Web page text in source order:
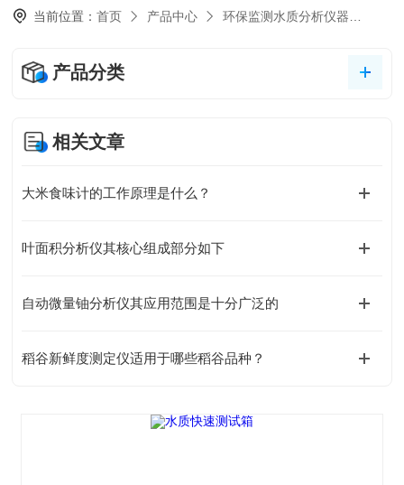
当前位置：首页 产品中心 环保监测水质分析仪器
产品分类
相关文章
大米食味计的工作原理是什么？
叶面积分析仪其核心组成部分如下
自动微量铀分析仪其应用范围是十分广泛的
稻谷新鲜度测定仪适用于哪些稻谷品种？